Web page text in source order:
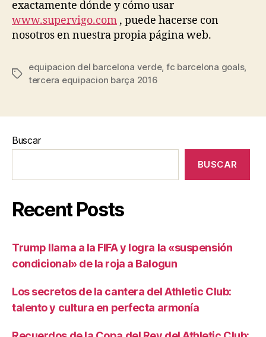
exactamente dónde y cómo usar
www.supervigo.com , puede hacerse con
nosotros en nuestra propia página web.
Etiquetas
equipacion del barcelona verde, fc barcelona goals,
tercera equipacion barça 2016
Buscar
BUSCAR
Recent Posts
Trump llama a la FIFA y logra la «suspensión
condicional» de la roja a Balogun
Los secretos de la cantera del Athletic Club:
talento y cultura en perfecta armonía